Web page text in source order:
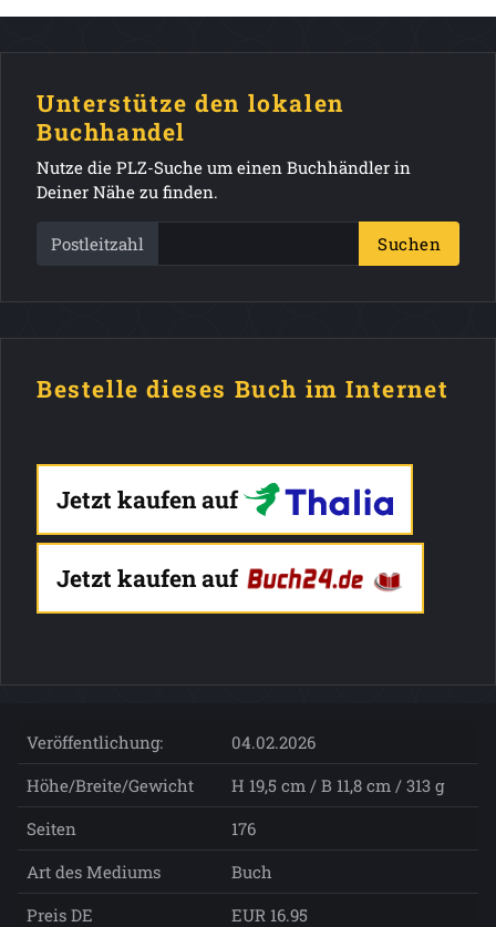
Unterstütze den lokalen
Buchhandel
Nutze die PLZ-Suche um einen Buchhändler in
Deiner Nähe zu finden.
Postleitzahl Suchen
Bestelle dieses Buch im Internet
Jetzt kaufen auf
Jetzt kaufen auf
Veröffentlichung:
04.02.2026
Höhe/Breite/Gewicht
H 19,5 cm / B 11,8 cm / 313 g
Seiten
176
Art des Mediums
Buch
Preis DE
EUR 16.95